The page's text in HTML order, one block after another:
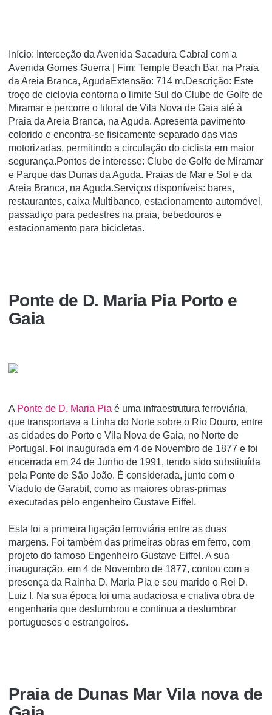
Início: Interceção da Avenida Sacadura Cabral com a
Avenida Gomes Guerra | Fim: Temple Beach Bar, na Praia
da Areia Branca, AgudaExtensão: 714 m.Descrição: Este
troço de ciclovia contorna o limite Sul do Clube de Golfe de
Miramar e percorre o litoral de Vila Nova de Gaia até à
Praia da Areia Branca, na Aguda. Apresenta pavimento
colorido e encontra-se fisicamente separado das vias
motorizadas, permitindo a circulação do ciclista em maior
segurança.Pontos de interesse: Clube de Golfe de Miramar
e Parque das Dunas da Aguda. Praias de Mar e Sol e da
Areia Branca, na Aguda.Serviços disponíveis: bares,
restaurantes, caixa Multibanco, estacionamento automóvel,
passadiço para pedestres na praia, bebedouros e
estacionamento para bicicletas.
Ponte de D. Maria Pia Porto e
Gaia
A Ponte de D. Maria Pia é uma infraestrutura ferroviária,
que transportava a Linha do Norte sobre o Rio Douro, entre
as cidades do Porto e Vila Nova de Gaia, no Norte de
Portugal. Foi inaugurada em 4 de Novembro de 1877 e foi
encerrada em 24 de Junho de 1991, tendo sido substituí­da
pela Ponte de São João. É considerada, junto com o
Viaduto de Garabit, como as maiores obras-primas
executadas pelo engenheiro Gustave Eiffel.
Esta foi a primeira ligação ferroviária entre as duas
margens. Foi também das primeiras obras em ferro, com
projeto do famoso Engenheiro Gustave Eiffel. A sua
inauguração, em 4 de Novembro de 1877, contou com a
presença da Rainha D. Maria Pia e seu marido o Rei D.
Luiz I. Na sua época foi uma audaciosa e criativa obra de
engenharia que deslumbrou e continua a deslumbrar
portugueses e estrangeiros.
Praia de Dunas Mar Vila nova de